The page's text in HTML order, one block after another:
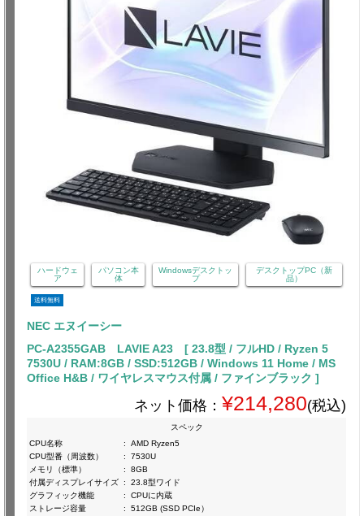
ハードウェ
ア
パソコン本
体
Windowsデスクトッ
プ
デスクトップPC（新
品）
送料無料
NEC エヌイーシー
PC-A2355GAB LAVIE A23 [ 23.8型 / フルHD / Ryzen 5
7530U / RAM:8GB / SSD:512GB / Windows 11 Home / MS
Office H&B / ワイヤレスマウス付属 / ファインブラック ]
ネット価格： ¥214,280(税込)
スペック
CPU名称
:
AMD Ryzen5
CPU型番（周波数）
:
7530U
メモリ（標準）
:
8GB
付属ディスプレイサイズ :
23.8型ワイド
グラフィック機能
:
CPUに内蔵
ストレージ容量
: 512GB (SSD PCIe）